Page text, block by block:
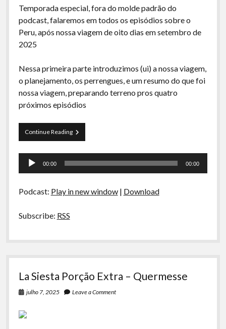
Temporada especial, fora do molde padrão do
podcast, falaremos em todos os episódios sobre o
Peru, após nossa viagem de oito dias em setembro de
2025
Nessa primeira parte introduzimos (ui) a nossa viagem,
o planejamento, os perrengues, e um resumo do que foi
nossa viagem, preparando terreno pros quatro
próximos episódios
Continue ReadingLa
Siesta
Peru,
Encantador:
Tocador
00:00 00:00
Podcast: Play in new window| Download
Subscribe: RSS
La Siesta Porção Extra – Quermesse
julho 7, 2025 Leave a Comment